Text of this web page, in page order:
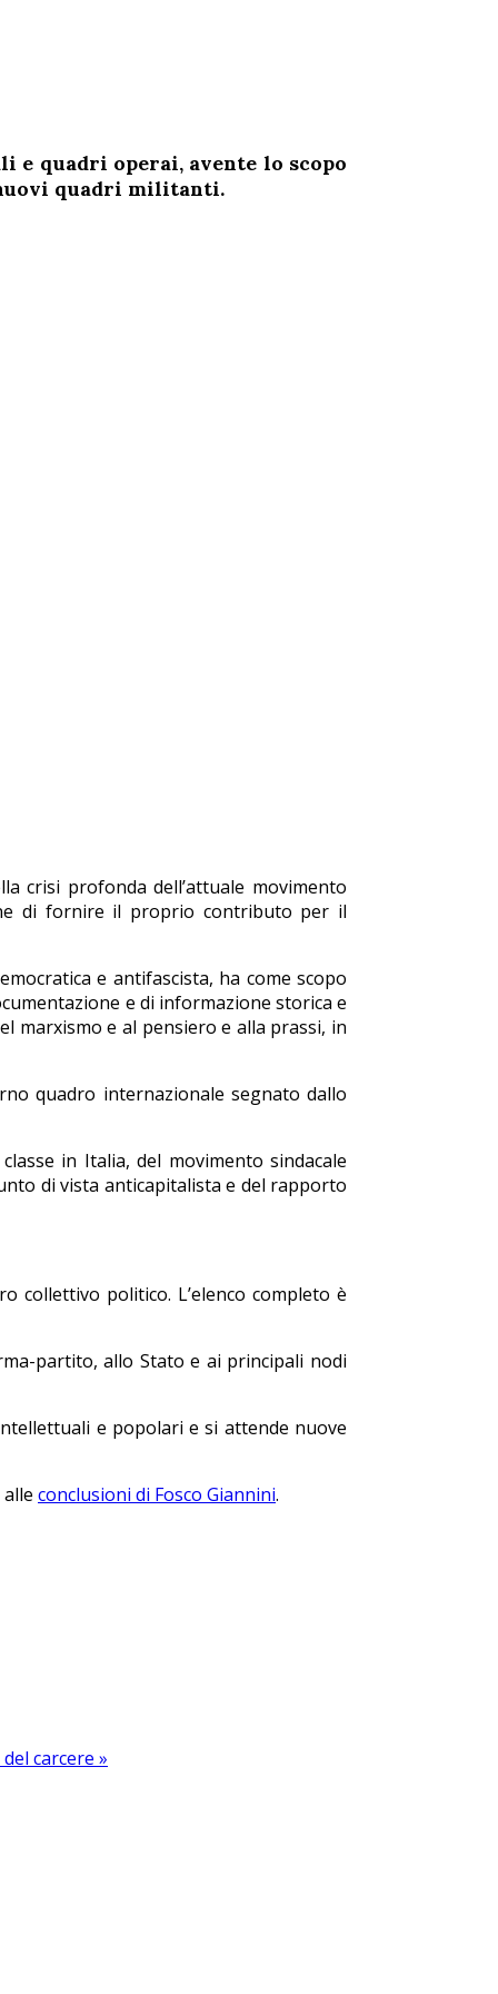
e quadri operai, avente lo scopo
quadri militanti.
crisi profonda dell’attuale movimento
di fornire il proprio contributo per il
e antifascista, ha come scopo
e di informazione storica e
marxismo e al pensiero e alla prassi, in
quadro internazionale segnato dallo
in Italia, del movimento sindacale
di vista anticapitalista e del rapporto
politico. L’elenco completo è
partito, allo Stato e ai principali nodi
e popolari e si attende nuove
conclusioni di Fosco Giannini.
carcere »